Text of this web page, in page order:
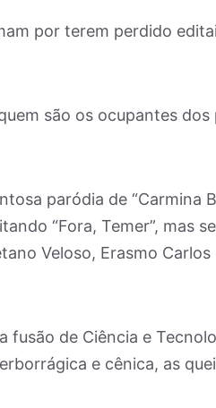
por terem perdido
são os ocupantes dos
paródia de “Carmina
“Fora, Temer”, mas
Veloso, Erasmo Carlos
fusão de Ciência e
e cênica, as